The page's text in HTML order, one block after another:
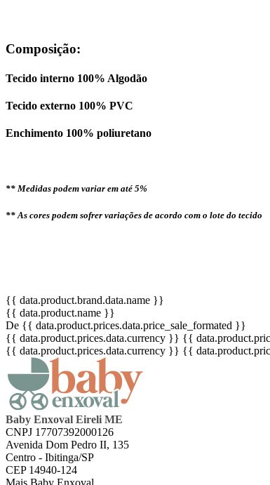
Composição:
Tecido interno 100% Algodão
Tecido externo 100% PVC
Enchimento 100% poliuretano
** Medidas podem variar em até 5%
** As cores podem sofrer variações de acordo com o lote do tecido
{{ data.product.brand.data.name }}
{{ data.product.name }}
De {{ data.product.prices.data.price_sale_formated }}
{{ data.product.prices.data.currency }} {{
{{ data.product.prices.data.currency }} {{
Baby Enxoval Eireli ME
CNPJ 17707392000126
Avenida Dom Pedro II, 135
Centro - Ibitinga/SP
CEP 14940-124